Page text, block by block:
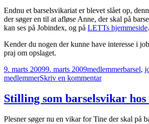
Endnu et barselsvikariat er blevet slået op,
der søger en til at afløse Anne, der skal på
kan ses på Jobindex, og på LETTs hjemmeside.
Kender du nogen der kunne have interesse i
praj om opslaget.
Udgivet
i
9. marts 20099. marts 2009Kategorier
medlemmerTags
barsel,
medlemmerSkriv en kommentartil
som
barselsvikar
LETT
Stilling som barselsvikar hos
Plesner søger nu en vikar for Tine der skal på